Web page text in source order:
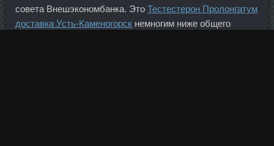
совета Внешэкономбанка. Это Тестестерон Пролонгатум
доставка Усть-Каменогорск немногим ниже общего